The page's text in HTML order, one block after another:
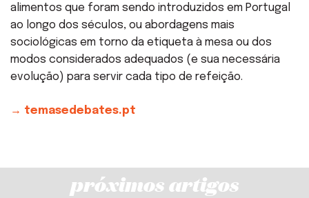
alimentos que foram sendo introduzidos em Portugal
ao longo dos séculos, ou abordagens mais
sociológicas em torno da etiqueta à mesa ou dos
modos considerados adequados (e sua necessária
evolução) para servir cada tipo de refeição.
→ temasedebates.pt
próximos artigos